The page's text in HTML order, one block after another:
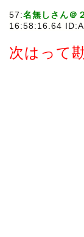
57:名無しさん＠
16:58:16.64
次はって